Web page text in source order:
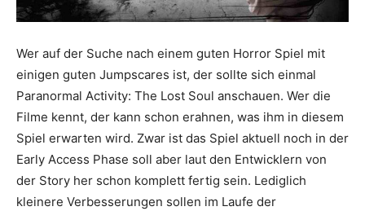
Wer auf der Suche nach einem guten Horror Spiel mit
einigen guten Jumpscares ist, der sollte sich einmal
Paranormal Activity: The Lost Soul anschauen. Wer die
Filme kennt, der kann schon erahnen, was ihm in diesem
Spiel erwarten wird. Zwar ist das Spiel aktuell noch in der
Early Access Phase soll aber laut den Entwicklern von
der Story her schon komplett fertig sein. Lediglich
kleinere Verbesserungen sollen im Laufe der